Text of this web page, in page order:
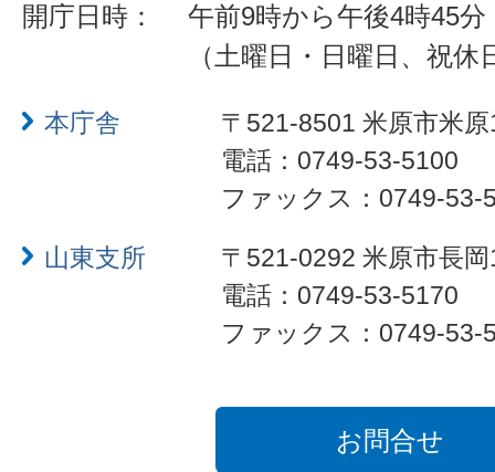
開庁日時：
午前9時から午後4時45分
（土曜日・日曜日、祝
本庁舎
〒521-8501 米原市米
電話：0749-53-5100
ファックス：0749-53-
山東支所
〒521-0292 米原市長
電話：0749-53-5170
ファックス：0749-53-
お問合せ